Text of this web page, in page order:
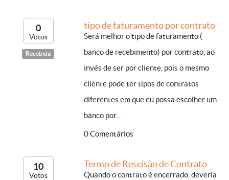
0
Votos
Recebida
tipo de faturamento por contrato
Será melhor o tipo de faturamento (
banco de recebimento) por contrato, ao
invés de ser por cliente, pois o mesmo
cliente pode ter tipos de contratos
diferentes em que eu possa escolher um
banco por...
0 Comentários
10
Votos
Termo de Rescisão de Contrato
Quando o contrato é encerrado, deveria